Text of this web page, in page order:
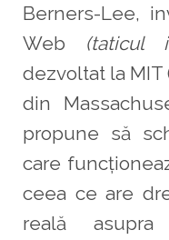
Berners-Lee,
Web (taticul
dezvoltat la
din
propune să
care
ceea ce are
reală